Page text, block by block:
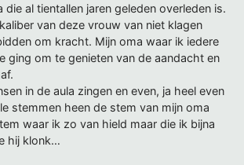
die al tientallen jaren geleden overleden is.
van deze vrouw van niet klagen
om kracht. Mijn oma waar ik iedere
ging om te genieten van de aandacht en
in de aula zingen en even, ja heel even
stemmen heen de stem van mijn oma
waar ik zo van hield maar die ik bijna
hij klonk…